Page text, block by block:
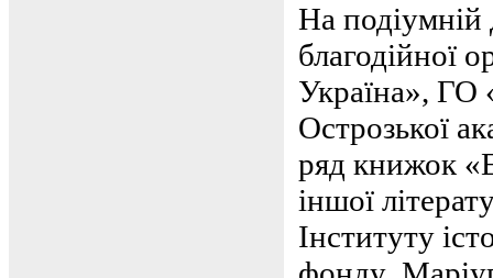
На подіумній
благодійної
Україна», ГО
Острозької
ряд книжок
іншої
Інституту